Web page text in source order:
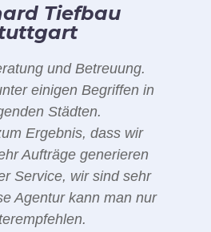
Tiefbau
und Betreuung.
einigen Begriffen in
Städten.
Ergebnis, dass wir
Aufträge generieren
Service, wir sind sehr
Agentur kann man nur